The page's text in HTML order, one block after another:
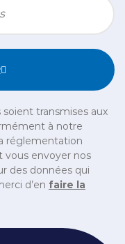
transmises aux
à notre
réglementation
vous envoyer nos
des données qui
d’en faire la